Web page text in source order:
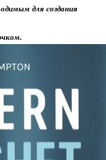
для создания